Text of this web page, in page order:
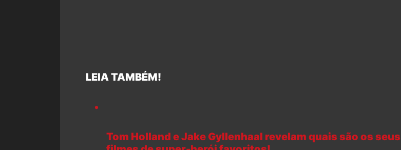
LEIA TAMBÉM!
Tom Holland e Jake Gyllenhaal revelam quais são os seus